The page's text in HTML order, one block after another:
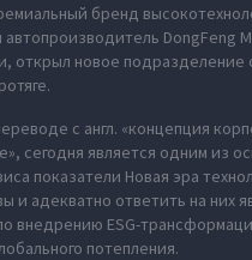
бренд
DongFeng
открыл новое подразделение
с англ. «концепция
сегодня является одним из
показатели Новая эра
и адекватно ответить на них
внедрению ESG-
потепления.